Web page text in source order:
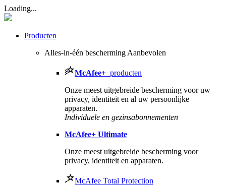
Loading...
Producten
Alles-in-één bescherming Aanbevolen
McAfee+ producten
Onze meest uitgebreide bescherming voor uw
privacy, identiteit en al uw persoonlijke
apparaten.​
Individuele en gezinsabonnementen
McAfee+ Ultimate
Onze meest uitgebreide bescherming voor
privacy, identiteit en apparaten.
McAfee Total Protection